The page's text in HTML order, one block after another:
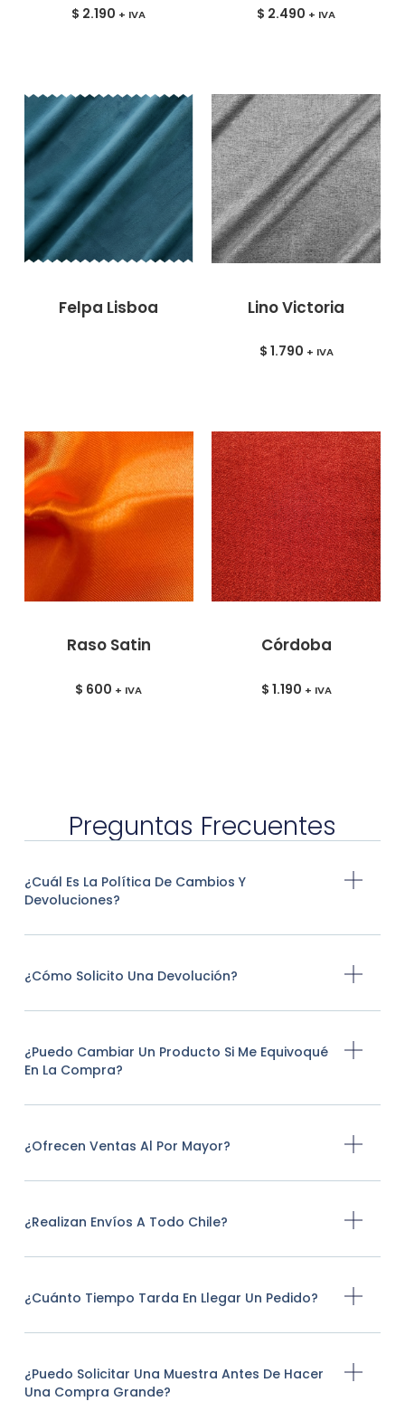
$ 2.190 + IVA $ 2.490 + IVA
Felpa Lisboa Lino Victoria
$ 1.790 + IVA
Raso Satin
$ 600 + IVA
Córdoba
$ 1.190 + IVA
Preguntas Frecuentes
¿Cuál Es La Política De Cambios Y
Devoluciones?
¿Cómo Solicito Una Devolución?
¿Puedo Cambiar Un Producto Si Me Equivoqué
En La Compra?
¿Ofrecen Ventas Al Por Mayor?
¿Realizan Envíos A Todo Chile?
¿Cuánto Tiempo Tarda En Llegar Un Pedido?
¿Puedo Solicitar Una Muestra Antes De Hacer
Una Compra Grande?